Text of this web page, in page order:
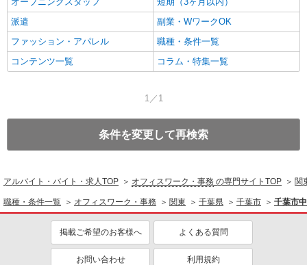
派遣
副業・WワークOK
ファッション・アパレル
職種・条件一覧
コンテンツ一覧
コラム・特集一覧
1／1
条件を変更して再検索
アルバイト・バイト・求人TOP オフィスワーク・事務 の専門サイトTOP 関
職種・条件一覧 オフィスワーク・事務 関東 千葉県 千葉市 千葉市
掲載ご希望のお客様へ よくある質問
お問い合わせ 利用規約